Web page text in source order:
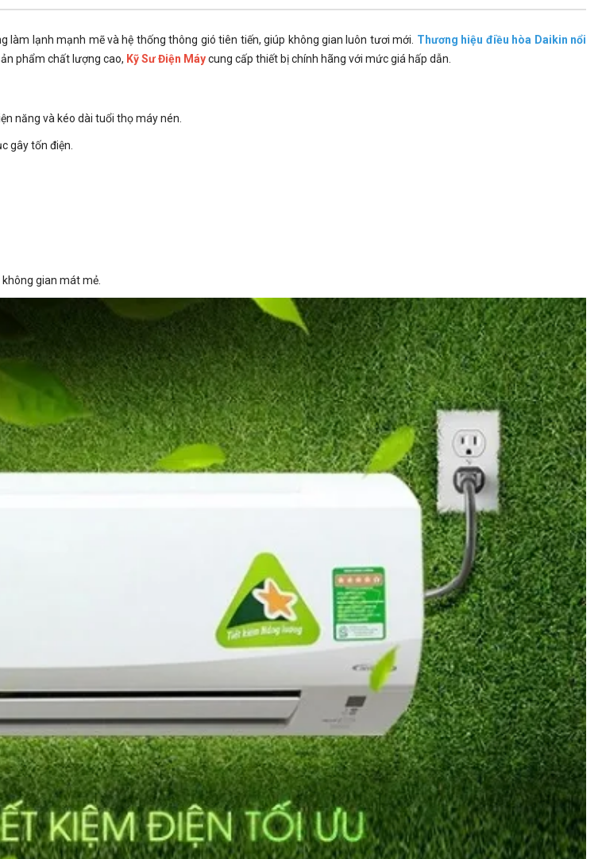
làm lạnh mạnh mẽ và hệ thống thông gió tiên tiến, giúp không gian luôn tươi mới. Thương hiệu điều hòa Daikin nổi
phẩm chất lượng cao, Kỹ Sư Điện Máycung cấp thiết bị chính hãng với mức giá hấp dẫn.
năng và kéo dài tuổi thọ máy nén.
gây tốn điện.
gian mát mẻ.